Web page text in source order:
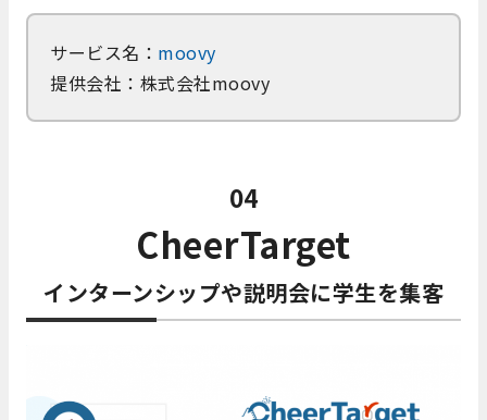
サービス名： moovy
提供会社：株式会社moovy
04
CheerTarget
インターンシップや説明会に学生を集客